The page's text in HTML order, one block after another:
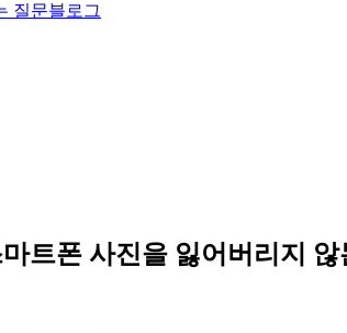
질문블로그
트폰 사진을 잃어버리지 않